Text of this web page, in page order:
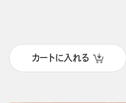
カートに入れる